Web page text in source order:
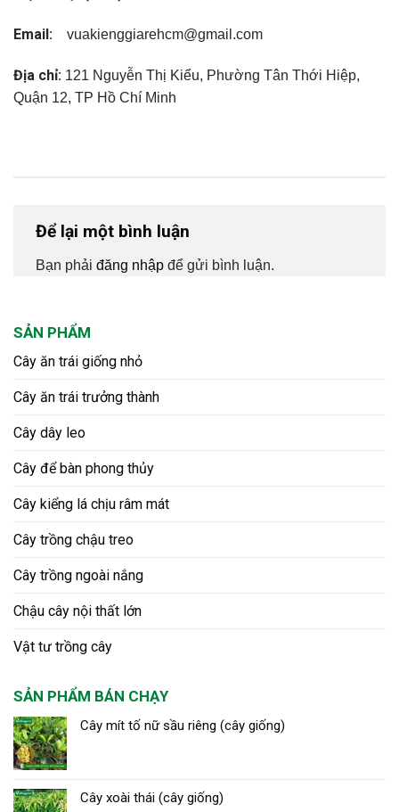
SẢN PHẨM
Cây ăn trái giống nhỏ
Cây ăn trái trưởng thành
Cây dây leo
Cây để bàn phong thủy
Cây kiểng lá chịu râm mát
Cây trồng chậu treo
Cây trồng ngoài nắng
Chậu cây nội thất lớn
Vật tư trồng cây
SẢN PHẨM BÁN CHẠY
Cây mít tố nữ sầu riêng (cây giống)
Cây xoài thái (cây giống)
Email: vuakienggiarehcm@gmail.com
Địa chỉ: 121 Nguyễn Thị Kiểu, Phường Tân Thới Hiệp,
Quận 12, TP Hồ Chí Minh
Để lại một bình luận
Bạn phải đăng nhập để gửi bình luận.